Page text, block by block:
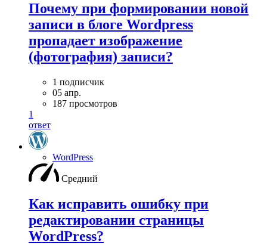
Почему при формировании новой
записи в блоге Wordpress
пропадает изображение
(фотография) записи?
1 подписчик
05 апр.
187 просмотров
1
ответ
WordPress
Средний
Как исправить ошибку при
редактировании страницы
WordPress?